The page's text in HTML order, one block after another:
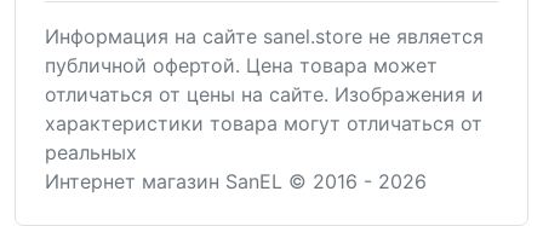
Информация на сайте sanel.store не является
публичной офертой. Цена товара может
отличаться от цены на сайте. Изображения и
характеристики товара могут отличаться от
реальных
Интернет магазин SanEL © 2016 - 2026